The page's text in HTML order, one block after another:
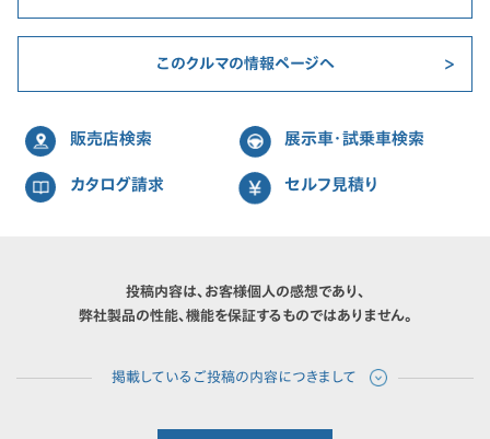
このクルマの情報ページへ
販売店検索 展示車・試乗車検索
カタログ請求 セルフ見積り
投稿内容は、お客様個人の感想であり、
弊社製品の性能、機能を保証するものではありません。